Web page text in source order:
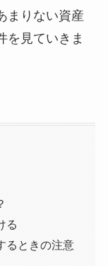
まりない資産
を見ていきま
る
るときの注意